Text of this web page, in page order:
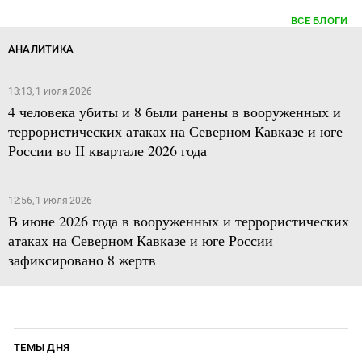
ВСЕ БЛОГИ
АНАЛИТИКА
13:13, 1 июля 2026
4 человека убиты и 8 были ранены в вооруженных и
террористических атаках на Северном Кавказе и юге
России во II квартале 2026 года
12:56, 1 июля 2026
В июне 2026 года в вооруженных и террористических
атаках на Северном Кавказе и юге России
зафиксировано 8 жертв
ТЕМЫ ДНЯ